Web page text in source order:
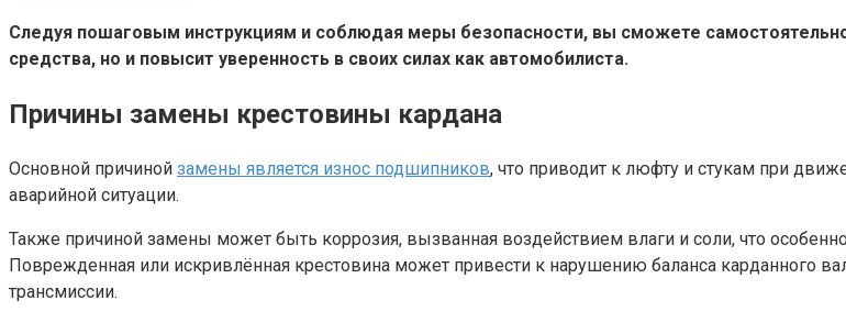
Следуя пошаговым инструкциям и соблюдая меры безопасности, вы сможете
средства, но и повысит уверенность в своих силах как автомобилиста.
Причины замены крестовины кардана
Основной причиной замены является износ подшипников, что приводит к люфту и стукам при
аварийной ситуации.
Также причиной замены может быть коррозия, вызванная воздействием влаги и соли, что
Поврежденная или искривлённая крестовина может привести к нарушению баланса карданного
трансмиссии.